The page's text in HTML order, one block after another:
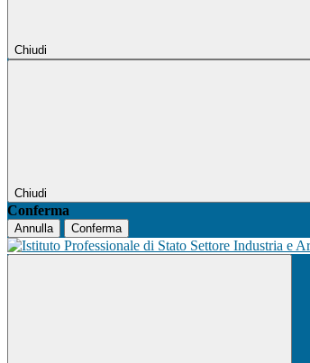
Chiudi
Chiudi
Conferma
Annulla Conferma